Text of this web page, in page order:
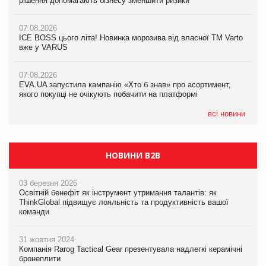
07.08.2026
ICE BOSS цього літа! Новинка морозива від власної ТМ Varto
вже у VARUS
07.08.2026
EVA.UA запустила кампанію «Хто б знав» про асортимент,
якого покупці не очікують побачити на платформі
всі новини
07.08.2026
ICE BOSS цього літа! Новинка морозива від власної ТМ Varto
вже у VARUS
07.08.2026
EVA.UA запустила кампанію «Хто б знав» про асортимент,
якого покупці не очікують побачити на платформі
Продажі Hugo Boss впали на 9%
НОВИНИ B2B
03 березня 2026
Освітній бенефіт як інструмент утримання талантів: як
ThinkGlobal підвищує лояльність та продуктивність вашої
команди
31 жовтня 2024
Компанія Rarog Tactical Gear презентувала надлегкі керамічні
бронеплити